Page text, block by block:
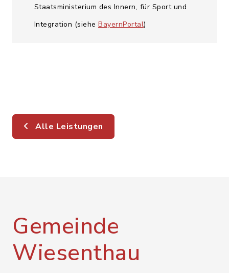
Staatsministerium des Innern, für Sport und
Integration (siehe BayernPortal)
Alle Leistungen
Gemeinde
Wiesenthau